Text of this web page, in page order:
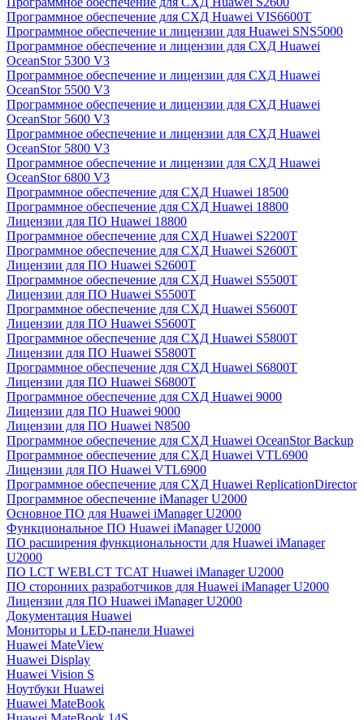
Программное обеспечение для СХД Huawei VIS6600T
Программное обеспечение и лицензии для Huawei SNS5000
Программное обеспечение и лицензии для СХД Huawei
OceanStor 5300 V3
Программное обеспечение и лицензии для СХД Huawei
OceanStor 5500 V3
Программное обеспечение и лицензии для СХД Huawei
OceanStor 5600 V3
Программное обеспечение и лицензии для СХД Huawei
OceanStor 5800 V3
Программное обеспечение и лицензии для СХД Huawei
OceanStor 6800 V3
Программное обеспечение для СХД Huawei 18500
Программное обеспечение для СХД Huawei 18800
Лицензии для ПО Huawei 18800
Программное обеспечение для СХД Huawei S2200T
Программное обеспечение для СХД Huawei S2600T
Лицензии для ПО Huawei S2600T
Программное обеспечение для СХД Huawei S5500T
Лицензии для ПО Huawei S5500T
Программное обеспечение для СХД Huawei S5600T
Лицензии для ПО Huawei S5600T
Программное обеспечение для СХД Huawei S5800T
Лицензии для ПО Huawei S5800T
Программное обеспечение для СХД Huawei S6800T
Лицензии для ПО Huawei S6800T
Программное обеспечение для СХД Huawei 9000
Лицензии для ПО Huawei 9000
Лицензии для ПО Huawei N8500
Программное обеспечение для СХД Huawei OceanStor Backup
Программное обеспечение для СХД Huawei VTL6900
Лицензии для ПО Huawei VTL6900
Программное обеспечение для СХД Huawei ReplicationDirector
Программное обеспечение iManager U2000
Основное ПО для Huawei iManager U2000
Функциональное ПО Huawei iManager U2000
ПО расширения функциональности для Huawei iManager
U2000
ПО LCT WEBLCT TCAT Huawei iManager U2000
ПО сторонних разработчиков для Huawei iManager U2000
Лицензии для ПО Huawei iManager U2000
Документация Huawei
Мониторы и LED-панели Huawei
Huawei MateView
Huawei Display
Huawei Vision S
Ноутбуки Huawei
Huawei MateBook